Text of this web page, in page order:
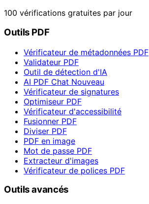
100 vérifications gratuites par jour
Outils PDF
Vérificateur de métadonnées PDF
Validateur PDF
Outil de détection d'IA
AI PDF Chat Nouveau
Vérificateur de signatures
Optimiseur PDF
Vérificateur d'accessibilité
Fusionner PDF
Diviser PDF
PDF en image
Mot de passe PDF
Extracteur d'images
Vérificateur de polices PDF
Outils avancés